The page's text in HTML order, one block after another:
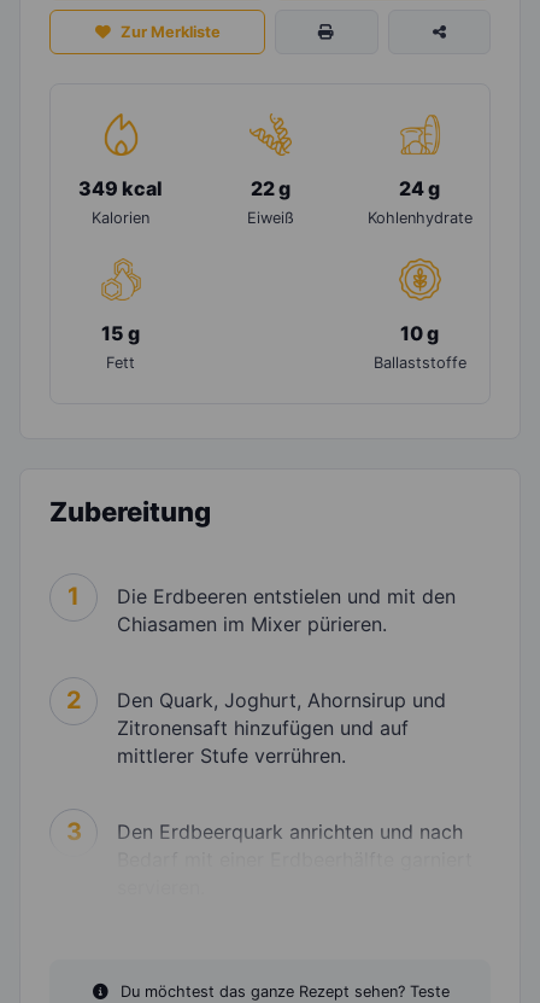
Zur Merkliste
349 kcal
Kalorien
22 g
Eiweiß
24 g
Kohlenhydrate
15 g
Fett
10 g
Ballaststoffe
Zubereitung
1
Die Erdbeeren entstielen und mit den
Chiasamen im Mixer pürieren.
2
Den Quark, Joghurt, Ahornsirup und
Zitronensaft hinzufügen und auf
mittlerer Stufe verrühren.
3
Den Erdbeerquark anrichten und nach
Du möchtest das ganze Rezept sehen? Teste